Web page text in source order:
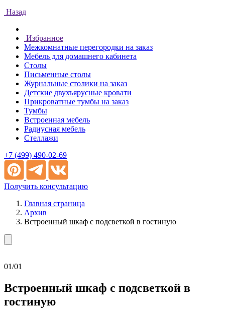
Назад
Избранное
Межкомнатные перегородки на заказ
Мебель для домашнего кабинета
Столы
Письменные столы
Журнальные столики на заказ
Детские двухъярусные кровати
Прикроватные тумбы на заказ
Тумбы
Встроенная мебель
Радиусная мебель
Стеллажи
+7 (499) 490-02-69
Получить консультацию
Главная страница
Архив
Встроенный шкаф с подсветкой в гостиную
01/01
Встроенный шкаф с подсветкой в
гостиную